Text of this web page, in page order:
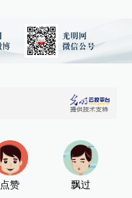
点赞 飘过